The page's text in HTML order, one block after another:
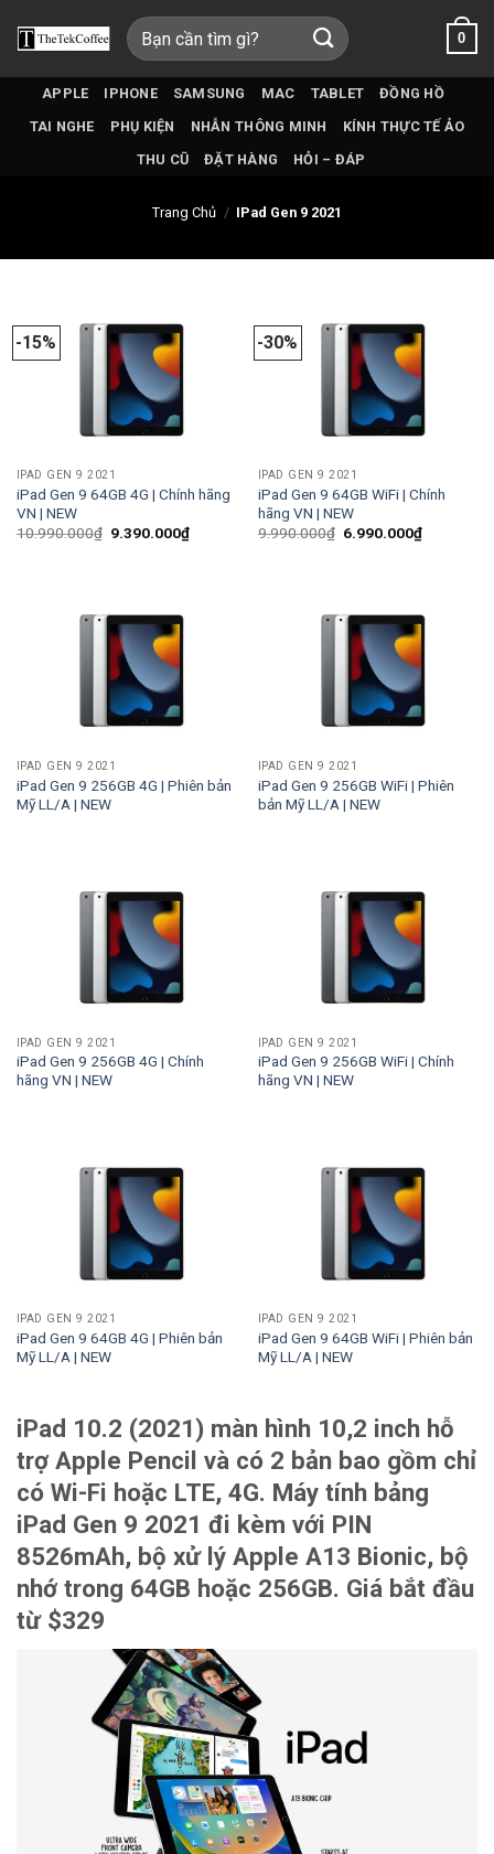
qua
Tìm
kiếm:
0
APPLE IPHONE SAMSUNG MAC TABLET
ĐỒNG HỒ
TAI NGHE
PHỤ KIỆN NHẪN THÔNG MINH
KÍNH THỰC TẾ ẢO
THU CŨ
ĐẶT HÀNG HỎI – ĐÁP
Trang Chủ / IPad Gen 9 2021
-15%
IPAD GEN 9 2021
iPad Gen 9 64GB 4G | Chính hãng
VN | NEW
10.990.000₫ Giá
9.390.000₫Giá
hiện
-30%
IPAD GEN 9 2021
iPad Gen 9 64GB WiFi | Chính
hãng VN | NEW
9.990.000₫ Giá
6.990.000₫Giá
hiện
IPAD GEN 9 2021
iPad Gen 9 256GB 4G | Phiên bản
Mỹ LL/A | NEW
IPAD GEN 9 2021
iPad Gen 9 256GB WiFi | Phiên
bản Mỹ LL/A | NEW
IPAD GEN 9 2021
iPad Gen 9 256GB 4G | Chính
hãng VN | NEW
IPAD GEN 9 2021
iPad Gen 9 256GB WiFi | Chính
hãng VN | NEW
IPAD GEN 9 2021
iPad Gen 9 64GB 4G | Phiên bản
Mỹ LL/A | NEW
IPAD GEN 9 2021
iPad Gen 9 64GB WiFi | Phiên bản
Mỹ LL/A | NEW
iPad 10.2 (2021) màn hình 10,2 inch hỗ
trợ Apple Pencil và có 2 bản bao gồm chỉ
có Wi-Fi hoặc LTE, 4G. Máy tính bảng
iPad Gen 9 2021 đi kèm với PIN
8526mAh, bộ xử lý Apple A13 Bionic, bộ
nhớ trong 64GB hoặc 256GB. Giá bắt đầu
từ $329